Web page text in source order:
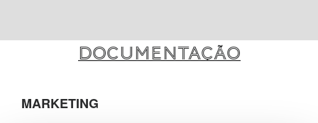
Documentação
MARKETING